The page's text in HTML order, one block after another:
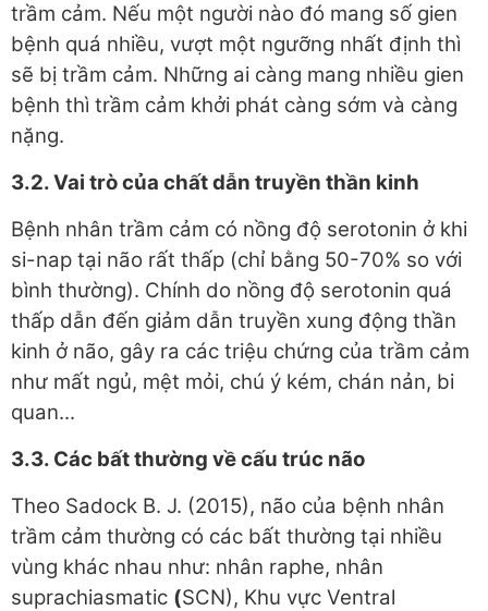
trầm cảm. Nếu một người nào đó mang số gien
bệnh quá nhiều, vượt một ngưỡng nhất định thì
sẽ bị trầm cảm. Những ai càng mang nhiều gien
bệnh thì trầm cảm khởi phát càng sớm và càng
nặng.
3.2. Vai trò của chất dẫn truyền thần kinh
Bệnh nhân trầm cảm có nồng độ serotonin ở khi
si-nap tại não rất thấp (chỉ bằng 50-70% so với
bình thường). Chính do nồng độ serotonin quá
thấp dẫn đến giảm dẫn truyền xung động thần
kinh ở não, gây ra các triệu chứng của trầm cảm
như mất ngủ, mệt mỏi, chú ý kém, chán nản, bi
quan...
3.3. Các bất thường về cấu trúc não
Theo Sadock B. J. (2015), não của bệnh nhân
trầm cảm thường có các bất thường tại nhiều
vùng khác nhau như: nhân raphe, nhân
suprachiasmatic (SCN), Khu vực Ventral